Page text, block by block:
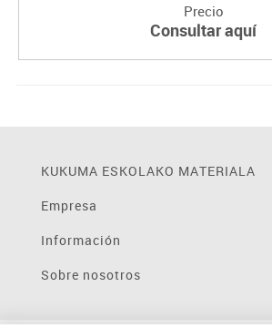
Precio
Consultar aquí
KUKUMA ESKOLAKO MATERIALA
Empresa
Información
Sobre nosotros